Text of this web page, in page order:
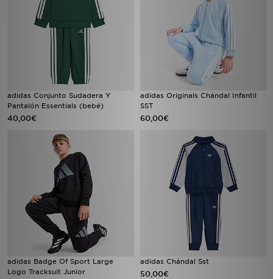
adidas Conjunto Sudadera Y
Pantalón Essentials (bebé)
40,00€
adidas Originals Chándal Infantil
SST
60,00€
adidas Badge Of Sport Large
Logo Tracksuit Junior
adidas Chándal Sst
50,00€